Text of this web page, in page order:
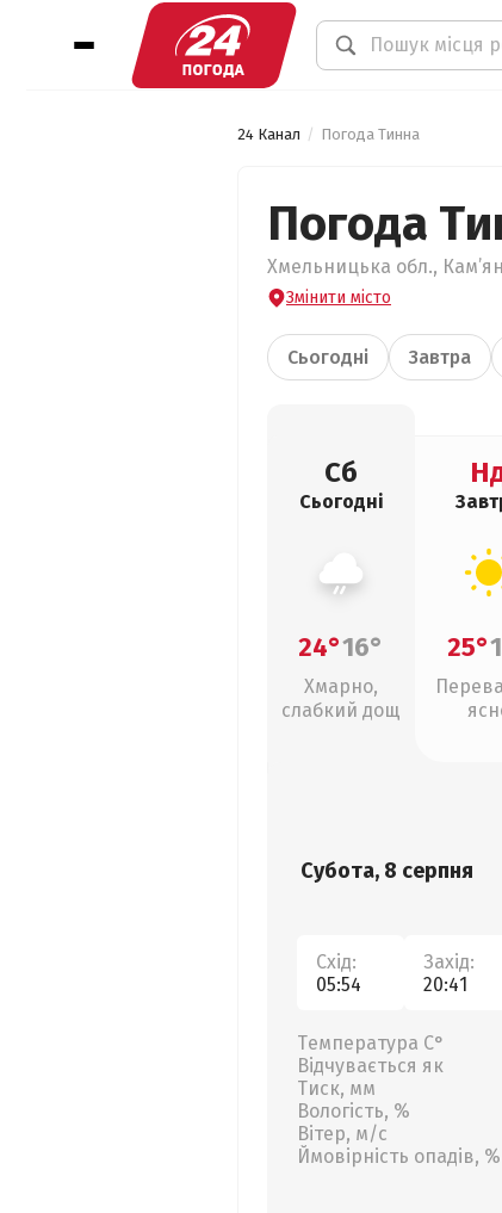
24 Канал Погода Тинна
Погода
Хмельницька обл.,
Змінити місто
Сьогодні Завтра
Сб
Сьогодні
24°16°
Хмарно,
слабкий дощ
25°
Субота, 8 серпня
Схід:
05:54
Захід:
20:41
Температура С°
Відчувається як
Тиск, мм
Вологість, %
Вітер, м/с
Ймовірність опадів, %